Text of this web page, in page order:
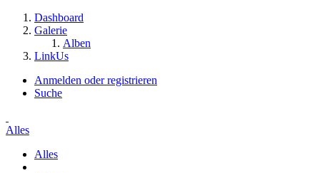
Dashboard
Galerie
Alben
LinkUs
Anmelden oder registrieren
Suche
Alles
Alles